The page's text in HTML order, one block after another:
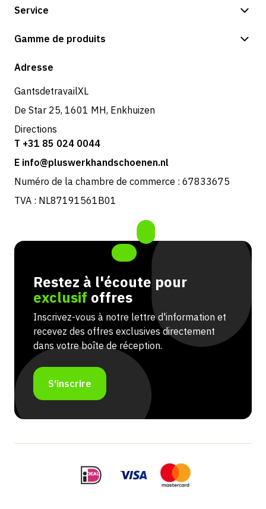
Service
Options de paiement
Retours et service
Gamme de produits
Boutique
Adresse
GantsdetravailXL
De Star 25, 1601 MH, Enkhuizen
Directions
T +31 85 024 0044
E info@pluswerkhandschoenen.nl
Numéro de la chambre de commerce : 67833675
TVA : NL87191561B01
Restez à l'écoute pour
exclusif offres
Inscrivez-vous à notre lettre d'information et
recevez des offres exclusives directement
dans votre boîte de réception.
S'inscrire